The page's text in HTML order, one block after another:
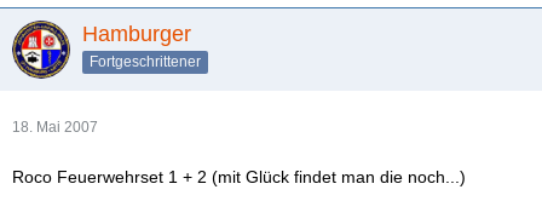
Hamburger
Fortgeschrittener
18. Mai 2007
Roco Feuerwehrset 1 + 2 (mit Glück findet man die noch...)